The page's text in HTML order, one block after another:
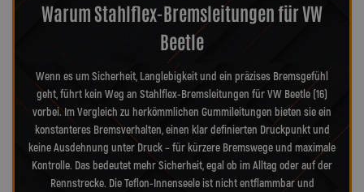
Warum Stahlflex-Bremsleitungen für VW
Beetle
Wenn es um Sicherheit, Langlebigkeit und ein präzises Bremsgefühl
geht, führt kein Weg an Stahlflex-Bremsleitungen für VW Beetle (16)
vorbei. Im Vergleich zu herkömmlichen Gummileitungen bieten sie ein
konstanteres Bremsverhalten, einen klar definierten Druckpunkt und
keine Ausdehnung unter Druck – für kürzere Bremswege und maximale
Kontrolle. Das bedeutet mehr Sicherheit, egal ob im Alltag oder auf der
Rennstrecke. Die Teflon-Innenseele ist nicht entflammbar und